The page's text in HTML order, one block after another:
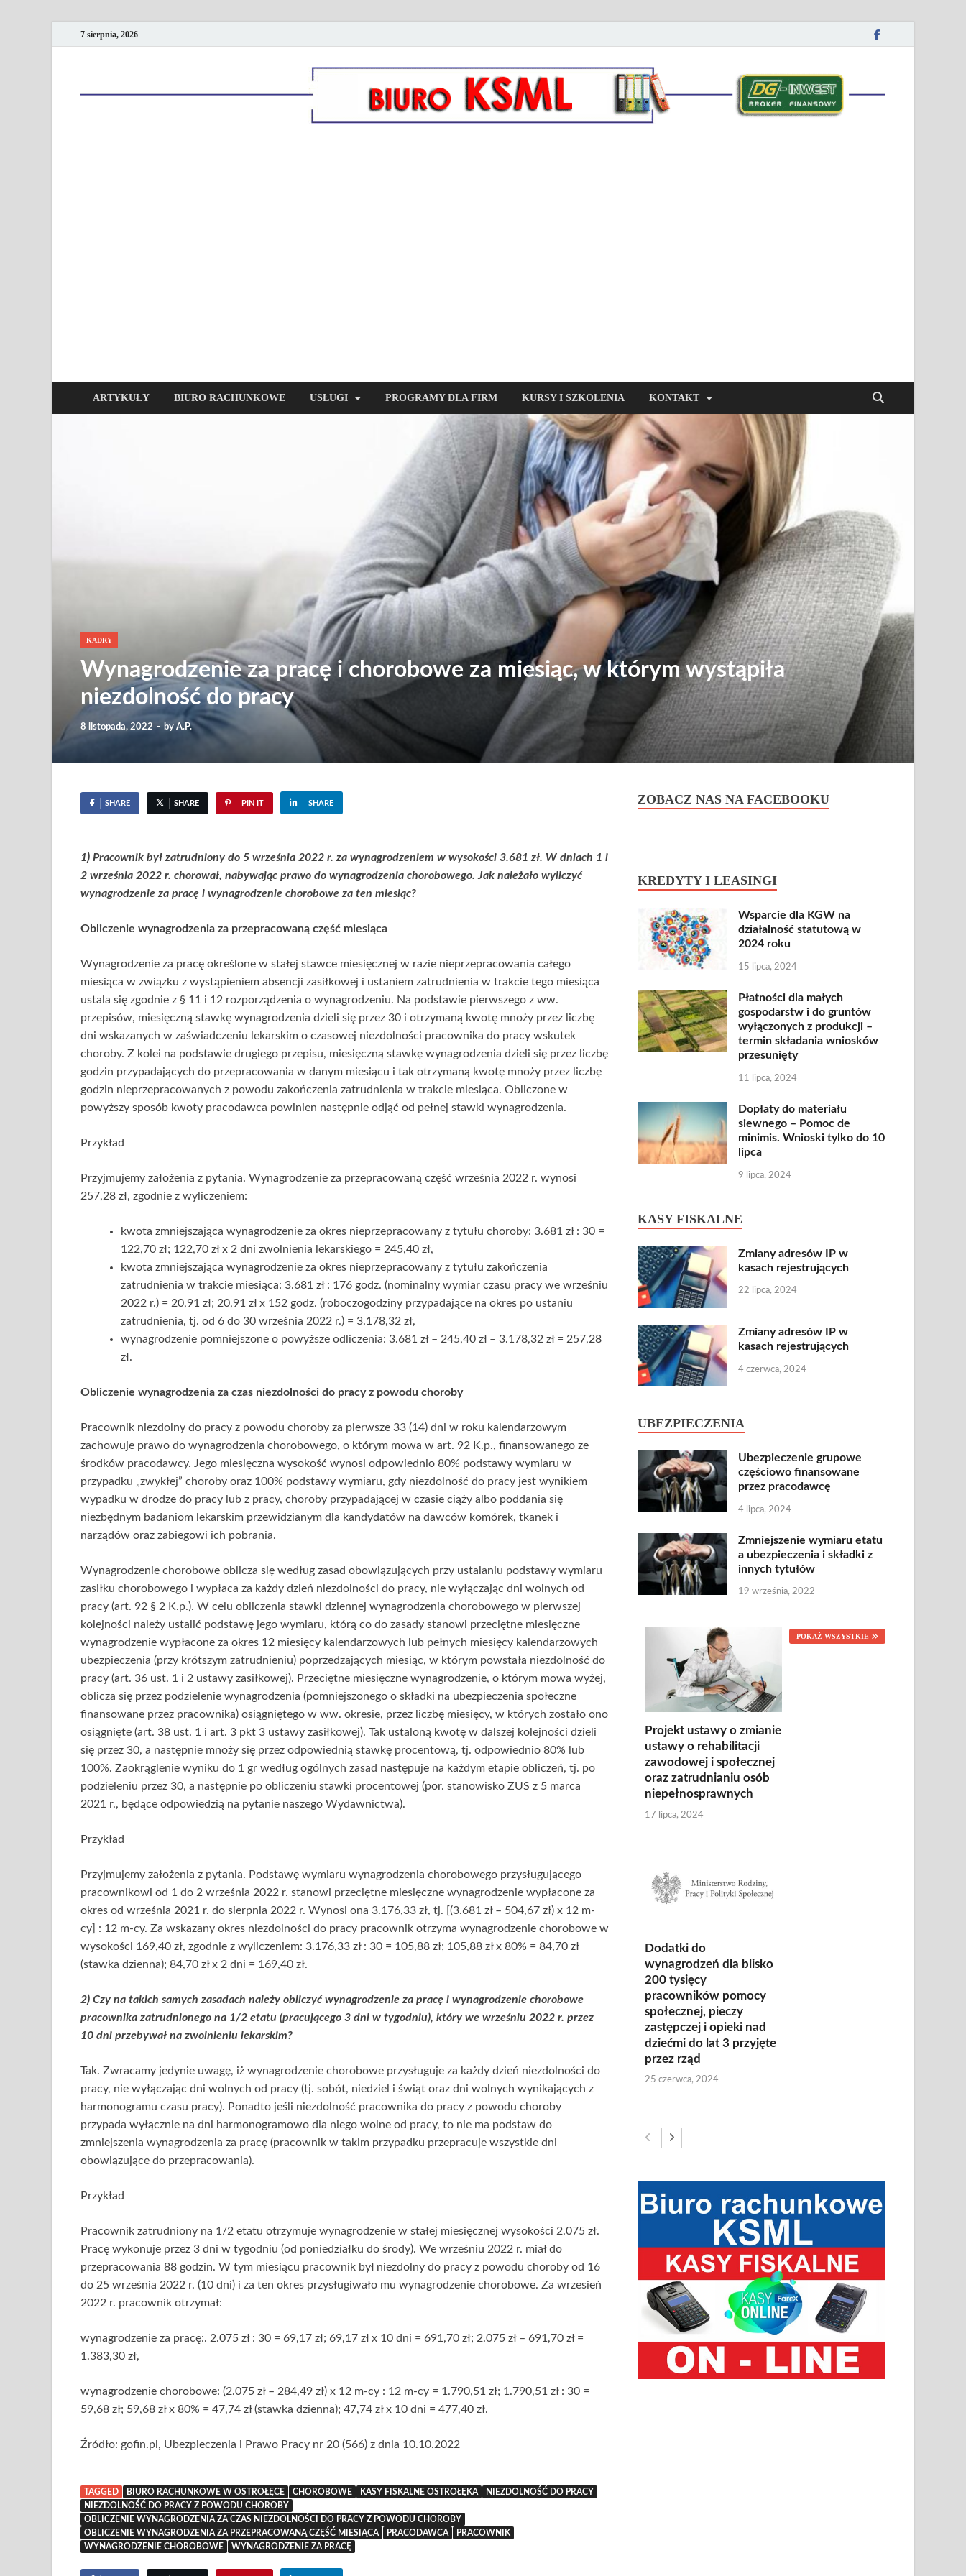
7 sierpnia, 2026
ARTYKUŁY BIURO RACHUNKOWE USŁUGI PROGRAMY DLA FIRM KURSY I SZKOLENIA KONTAKT
KADRY
Wynagrodzenie za pracę i chorobowe za miesiąc, w którym wystąpiła
niezdolność do pracy
8 listopada, 2022 - by A.P.
SHARE SHARE PIN IT SHARE
1) Pracownik był zatrudniony do 5 września 2022 r. za wynagrodzeniem w wysokości 3.681 zł. W dniach 1 i
2 września 2022 r. chorował, nabywając prawo do wynagrodzenia chorobowego. Jak należało wyliczyć
wynagrodzenie za pracę i wynagrodzenie chorobowe za ten miesiąc?
Obliczenie wynagrodzenia za przepracowaną część miesiąca
Wynagrodzenie za pracę określone w stałej stawce miesięcznej w razie nieprzepracowania całego
miesiąca w związku z wystąpieniem absencji zasiłkowej i ustaniem zatrudnienia w trakcie tego miesiąca
ustala się zgodnie z § 11 i 12 rozporządzenia o wynagrodzeniu. Na podstawie pierwszego z ww.
przepisów, miesięczną stawkę wynagrodzenia dzieli się przez 30 i otrzymaną kwotę mnoży przez liczbę
dni wskazanych w zaświadczeniu lekarskim o czasowej niezdolności pracownika do pracy wskutek
choroby. Z kolei na podstawie drugiego przepisu, miesięczną stawkę wynagrodzenia dzieli się przez liczbę
godzin przypadających do przepracowania w danym miesiącu i tak otrzymaną kwotę mnoży przez liczbę
godzin nieprzepracowanych z powodu zakończenia zatrudnienia w trakcie miesiąca. Obliczone w
powyższy sposób kwoty pracodawca powinien następnie odjąć od pełnej stawki wynagrodzenia.
Przykład
Przyjmujemy założenia z pytania. Wynagrodzenie za przepracowaną część września 2022 r. wynosi
257,28 zł, zgodnie z wyliczeniem:
kwota zmniejszająca wynagrodzenie za okres nieprzepracowany z tytułu choroby: 3.681 zł : 30 =
122,70 zł; 122,70 zł x 2 dni zwolnienia lekarskiego = 245,40 zł,
kwota zmniejszająca wynagrodzenie za okres nieprzepracowany z tytułu zakończenia
zatrudnienia w trakcie miesiąca: 3.681 zł : 176 godz. (nominalny wymiar czasu pracy we wrześniu
2022 r.) = 20,91 zł; 20,91 zł x 152 godz. (roboczogodziny przypadające na okres po ustaniu
zatrudnienia, tj. od 6 do 30 września 2022 r.) = 3.178,32 zł,
wynagrodzenie pomniejszone o powyższe odliczenia: 3.681 zł – 245,40 zł – 3.178,32 zł = 257,28
zł.
Obliczenie wynagrodzenia za czas niezdolności do pracy z powodu choroby
Pracownik niezdolny do pracy z powodu choroby za pierwsze 33 (14) dni w roku kalendarzowym
zachowuje prawo do wynagrodzenia chorobowego, o którym mowa w art. 92 K.p., finansowanego ze
środków pracodawcy. Jego miesięczna wysokość wynosi odpowiednio 80% podstawy wymiaru w
przypadku „zwykłej” choroby oraz 100% podstawy wymiaru, gdy niezdolność do pracy jest wynikiem
wypadku w drodze do pracy lub z pracy, choroby przypadającej w czasie ciąży albo poddania się
niezbędnym badaniom lekarskim przewidzianym dla kandydatów na dawców komórek, tkanek i
narządów oraz zabiegowi ich pobrania.
Wynagrodzenie chorobowe oblicza się według zasad obowiązujących przy ustalaniu podstawy wymiaru
zasiłku chorobowego i wypłaca za każdy dzień niezdolności do pracy, nie wyłączając dni wolnych od
pracy (art. 92 § 2 K.p.). W celu obliczenia stawki dziennej wynagrodzenia chorobowego w pierwszej
kolejności należy ustalić podstawę jego wymiaru, którą co do zasady stanowi przeciętne miesięczne
wynagrodzenie wypłacone za okres 12 miesięcy kalendarzowych lub pełnych miesięcy kalendarzowych
ubezpieczenia (przy krótszym zatrudnieniu) poprzedzających miesiąc, w którym powstała niezdolność do
pracy (art. 36 ust. 1 i 2 ustawy zasiłkowej). Przeciętne miesięczne wynagrodzenie, o którym mowa wyżej,
oblicza się przez podzielenie wynagrodzenia (pomniejszonego o składki na ubezpieczenia społeczne
finansowane przez pracownika) osiągniętego w ww. okresie, przez liczbę miesięcy, w których zostało ono
osiągnięte (art. 38 ust. 1 i art. 3 pkt 3 ustawy zasiłkowej). Tak ustaloną kwotę w dalszej kolejności dzieli
się przez 30, a następnie mnoży się przez odpowiednią stawkę procentową, tj. odpowiednio 80% lub
100%. Zaokrąglenie wyniku do 1 gr według ogólnych zasad następuje na każdym etapie obliczeń, tj. po
podzieleniu przez 30, a następnie po obliczeniu stawki procentowej (por. stanowisko ZUS z 5 marca
2021 r., będące odpowiedzią na pytanie naszego Wydawnictwa).
Przykład
Przyjmujemy założenia z pytania. Podstawę wymiaru wynagrodzenia chorobowego przysługującego
pracownikowi od 1 do 2 września 2022 r. stanowi przeciętne miesięczne wynagrodzenie wypłacone za
okres od września 2021 r. do sierpnia 2022 r. Wynosi ona 3.176,33 zł, tj. [(3.681 zł – 504,67 zł) x 12 m-
cy] : 12 m-cy. Za wskazany okres niezdolności do pracy pracownik otrzyma wynagrodzenie chorobowe w
wysokości 169,40 zł, zgodnie z wyliczeniem: 3.176,33 zł : 30 = 105,88 zł; 105,88 zł x 80% = 84,70 zł
(stawka dzienna); 84,70 zł x 2 dni = 169,40 zł.
2) Czy na takich samych zasadach należy obliczyć wynagrodzenie za pracę i wynagrodzenie chorobowe
pracownika zatrudnionego na 1/2 etatu (pracującego 3 dni w tygodniu), który we wrześniu 2022 r. przez
10 dni przebywał na zwolnieniu lekarskim?
Tak. Zwracamy jedynie uwagę, iż wynagrodzenie chorobowe przysługuje za każdy dzień niezdolności do
pracy, nie wyłączając dni wolnych od pracy (tj. sobót, niedziel i świąt oraz dni wolnych wynikających z
harmonogramu czasu pracy). Ponadto jeśli niezdolność pracownika do pracy z powodu choroby
przypada wyłącznie na dni harmonogramowo dla niego wolne od pracy, to nie ma podstaw do
zmniejszenia wynagrodzenia za pracę (pracownik w takim przypadku przepracuje wszystkie dni
obowiązujące do przepracowania).
Przykład
Pracownik zatrudniony na 1/2 etatu otrzymuje wynagrodzenie w stałej miesięcznej wysokości 2.075 zł.
Pracę wykonuje przez 3 dni w tygodniu (od poniedziałku do środy). We wrześniu 2022 r. miał do
przepracowania 88 godzin. W tym miesiącu pracownik był niezdolny do pracy z powodu choroby od 16
do 25 września 2022 r. (10 dni) i za ten okres przysługiwało mu wynagrodzenie chorobowe. Za wrzesień
2022 r. pracownik otrzymał:
wynagrodzenie za pracę:. 2.075 zł : 30 = 69,17 zł; 69,17 zł x 10 dni = 691,70 zł; 2.075 zł – 691,70 zł =
1.383,30 zł,
wynagrodzenie chorobowe: (2.075 zł – 284,49 zł) x 12 m-cy : 12 m-cy = 1.790,51 zł; 1.790,51 zł : 30 =
59,68 zł; 59,68 zł x 80% = 47,74 zł (stawka dzienna); 47,74 zł x 10 dni = 477,40 zł.
Źródło: gofin.pl, Ubezpieczenia i Prawo Pracy nr 20 (566) z dnia 10.10.2022
TAGGED BIURO RACHUNKOWE W OSTROŁĘCE CHOROBOWE KASY FISKALNE OSTROŁĘKA
NIEZDOLNOŚĆ DO PRACY
NIEZDOLNOŚĆ DO PRACY Z POWODU CHOROBY
OBLICZENIE WYNAGRODZENIA ZA CZAS NIEZDOLNOŚCI DO PRACY Z POWODU CHOROBY
OBLICZENIE WYNAGRODZENIA ZA PRZEPRACOWANĄ CZĘŚĆ MIESIĄCA
PRACODAWCA
PRACOWNIK
WYNAGRODZENIE CHOROBOWE
WYNAGRODZENIE ZA PRACĘ
ZOBACZ NAS NA FACEBOOKU
KREDYTY I LEASINGI
Wsparcie dla KGW na
działalność statutową w
2024 roku
15 lipca, 2024
Płatności dla małych
gospodarstw i do gruntów
wyłączonych z produkcji –
termin składania wniosków
przesunięty
11 lipca, 2024
Dopłaty do materiału
siewnego – Pomoc de
minimis. Wnioski tylko do 10
lipca
9 lipca, 2024
KASY FISKALNE
Zmiany adresów IP w
kasach rejestrujących
22 lipca, 2024
Zmiany adresów IP w
kasach rejestrujących
4 czerwca, 2024
UBEZPIECZENIA
Ubezpieczenie grupowe
częściowo finansowane
przez pracodawcę
4 lipca, 2024
Zmniejszenie wymiaru etatu
a ubezpieczenia i składki z
innych tytułów
19 września, 2022
POKAŻ WSZYSTKIE
Projekt ustawy o zmianie
ustawy o rehabilitacji
zawodowej i społecznej
oraz zatrudnianiu osób
niepełnosprawnych
17 lipca, 2024
Dodatki do
wynagrodzeń dla blisko
200 tysięcy
pracowników pomocy
społecznej, pieczy
zastępczej i opieki nad
dziećmi do lat 3 przyjęte
przez rząd
25 czerwca, 2024